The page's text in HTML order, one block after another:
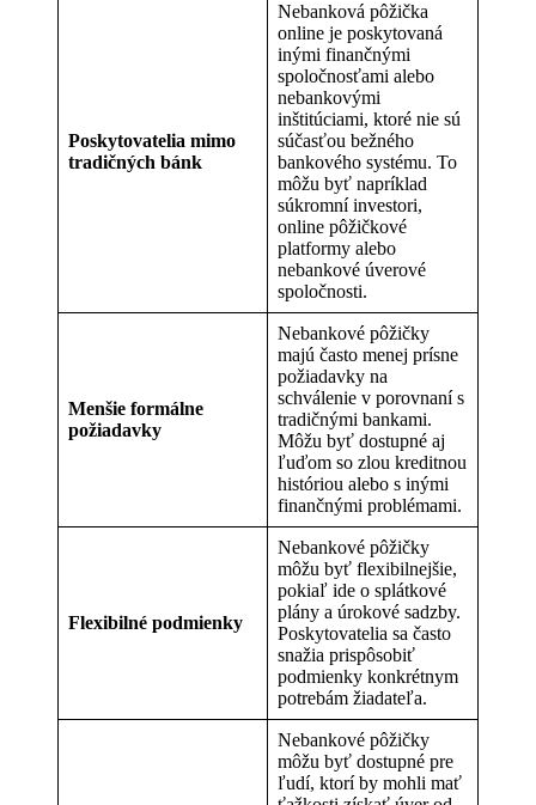
Poskytovatelia mimo
tradičných bánk
Nebanková pôžička
online je poskytovaná
inými finančnými
spoločnosťami alebo
nebankovými
inštitúciami, ktoré nie sú
súčasťou bežného
bankového systému. To
môžu byť napríklad
súkromní investori,
online pôžičkové
platformy alebo
nebankové úverové
spoločnosti.
Menšie formálne
požiadavky
Nebankové pôžičky
majú často menej prísne
požiadavky na
schválenie v porovnaní s
tradičnými bankami.
Môžu byť dostupné aj
ľuďom so zlou kreditnou
históriou alebo s inými
finančnými problémami.
Flexibilné podmienky
Nebankové pôžičky
môžu byť flexibilnejšie,
pokiaľ ide o splátkové
plány a úrokové sadzby.
Poskytovatelia sa často
snažia prispôsobiť
podmienky konkrétnym
potrebám žiadateľa.
Nebankové pôžičky
môžu byť dostupné pre
ľudí, ktorí by mohli mať